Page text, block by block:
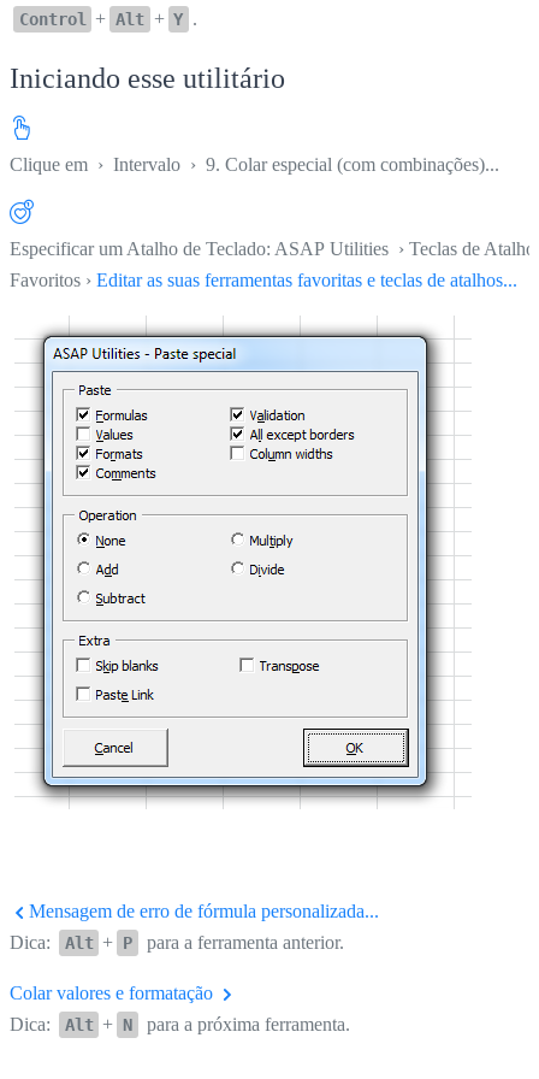
Control + Alt + Y .
Iniciando esse utilitário
Clique em › Intervalo › 9. Colar especial (com combinações)...
Especificar um Atalho de Teclado: ASAP Utilities › Teclas de Atalho
Favoritos › Editar as suas ferramentas favoritas e teclas de atalhos...
Mensagem de erro de fórmula personalizada...
Dica:
Alt + P para a ferramenta anterior.
Colar valores e formatação
Dica:
Alt + N para a próxima ferramenta.